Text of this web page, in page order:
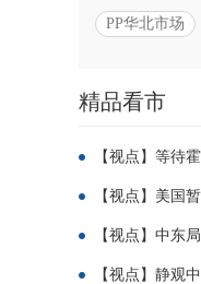
PP华北市场
享：
精品看市
【视点】等待
【视点】美国
【视点】中东
【视点】静观